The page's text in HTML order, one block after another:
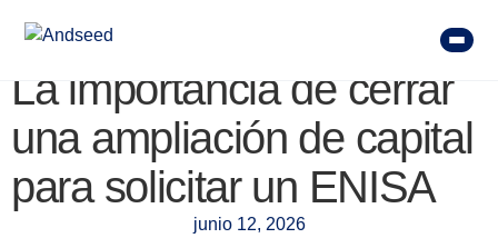
La importancia de cerrar
una ampliación de capital
para solicitar un ENISA
junio 12, 2026